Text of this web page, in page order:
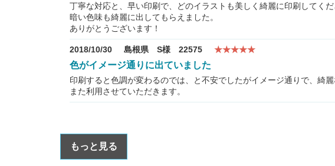
丁寧な対応と、早い印刷で、どのイラストも美しく綺麗に印刷してくだ
暗い色味も綺麗に出してもらえました。
ありがとうございます！
2018/10/30 島根県 S様 22575 ★★★★★
色がイメージ通りに出ていました
印刷すると色調が変わるのでは、と不安でしたがイメージ通りで、綺
また利用させていただきます。
もっと見る